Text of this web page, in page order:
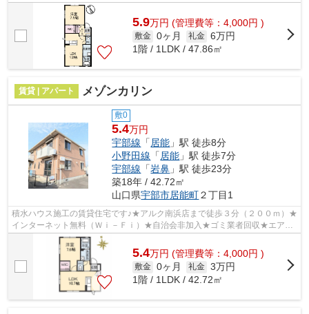
料（Ｗｉ－Ｆｉ）★対面キッチン★３口コ...
5.9万円 (管理費等：4,000円 )
敷金 0ヶ月 礼金 6万円
1階 / 1LDK / 47.86㎡
賃貸 | アパート メゾンカリン
敷0
5.4万円
宇部線 「 居能 」駅 徒歩8分
小野田線 「 居能 」駅 徒歩7分
宇部線 「岩鼻 」駅 徒歩23分
築18年 / 42.72㎡
山口県宇部市居能町２丁目1
積水ハウス施工の賃貸住宅です♪★アルク南浜店まで徒歩３分（２００ｍ）★
インターネット無料（Ｗｉ－Ｆｉ）★自治会非加入★ゴミ業者回収★エアコ
ン★対面キッチン★給湯器（追炊き機能付）★...
5.4万円 (管理費等：4,000円 )
敷金 0ヶ月 礼金 3万円
1階 / 1LDK / 42.72㎡